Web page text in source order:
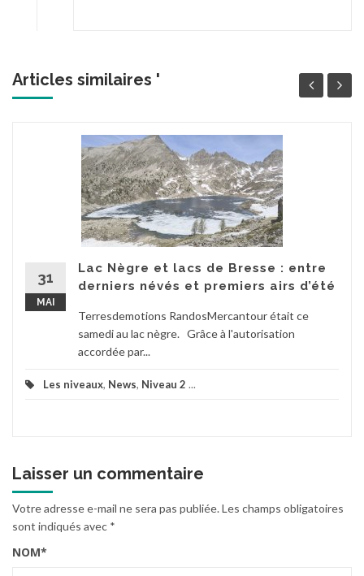
Articles similaires '
31
MAI
Lac Nègre et lacs de Bresse : entre
derniers névés et premiers airs d’été
Terresdemotions RandosMercantour était ce
samedi au lac nègre. Grâce à l'autorisation
accordée par...
Les niveaux, News, Niveau 2 ...
Laisser un commentaire
Votre adresse e-mail ne sera pas publiée.Les champs obligatoires
sont indiqués avec *
NOM*